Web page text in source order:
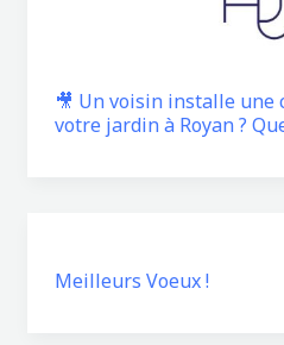
🎥 Un voisin installe une
votre jardin à Royan ?
Meilleurs Voeux !